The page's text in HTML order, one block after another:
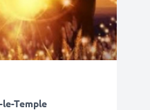
le-Temple